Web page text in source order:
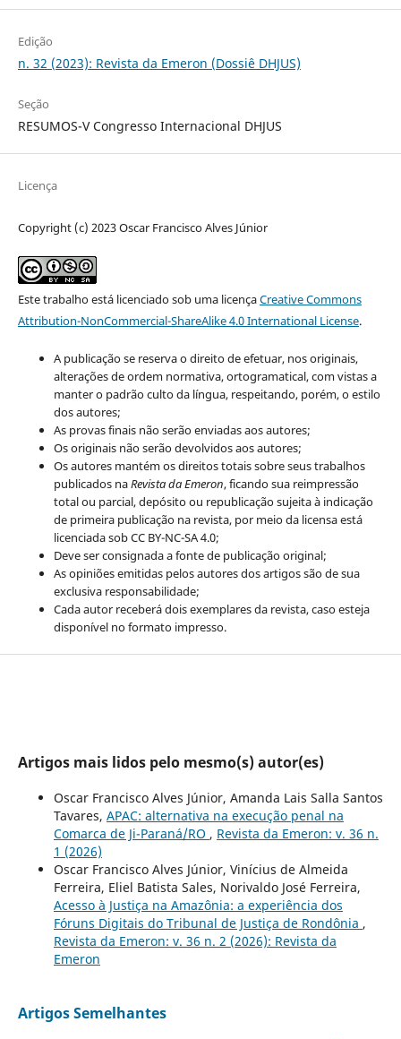
Edição
n. 32 (2023): Revista da Emeron (Dossiê DHJUS)
Seção
RESUMOS-V Congresso Internacional DHJUS
Licença
Copyright (c) 2023 Oscar Francisco Alves Júnior
Este trabalho está licenciado sob uma licençaCreative Commons
Attribution-NonCommercial-ShareAlike 4.0 International License.
A publicação se reserva o direito de efetuar, nos originais,
alterações de ordem normativa, ortogramatical, com vistas a
manter o padrão culto da língua, respeitando, porém, o estilo
dos autores;
As provas finais não serão enviadas aos autores;
Os originais não serão devolvidos aos autores;
Os autores mantém os direitos totais sobre seus trabalhos
publicados naRevista da Emeron, ficando sua reimpressão
total ou parcial, depósito ou republicação sujeita à indicação
de primeira publicação na revista, por meio da licensa está
licenciada sob CC BY-NC-SA 4.0;
Deve ser consignada a fonte de publicação original;
As opiniões emitidas pelos autores dos artigos são de sua
exclusiva responsabilidade;
Cada autor receberá dois exemplares da revista, caso esteja
disponível no formato impresso.
Artigos mais lidos pelo mesmo(s) autor(es)
Oscar Francisco Alves Júnior, Amanda Lais Salla Santos
Tavares, APAC: alternativa na execução penal na
Comarca de Ji-Paraná/RO , Revista da Emeron: v. 36 n.
1 (2026)
Oscar Francisco Alves Júnior, Vinícius de Almeida
Ferreira, Eliel Batista Sales, Norivaldo José Ferreira,
Acesso à Justiça na Amazônia: a experiência dos
Fóruns Digitais do Tribunal de Justiça de Rondônia ,
Revista da Emeron: v. 36 n. 2 (2026): Revista da
Emeron
Artigos Semelhantes